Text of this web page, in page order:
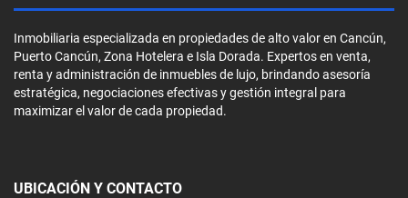
Inmobiliaria especializada en propiedades de alto valor en Cancún,
Puerto Cancún, Zona Hotelera e Isla Dorada. Expertos en venta,
renta y administración de inmuebles de lujo, brindando asesoría
estratégica, negociaciones efectivas y gestión integral para
maximizar el valor de cada propiedad.
UBICACIÓN Y CONTACTO